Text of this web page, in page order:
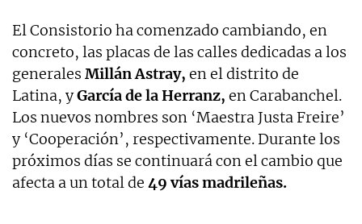
El Consistorio ha comenzado cambiando, en
concreto, las placas de las calles dedicadas a los
generales Millán Astray, en el distrito de
Latina, yGarcía de la Herranz, en Carabanchel.
Los nuevos nombres son ‘Maestra Justa Freire’
y ‘Cooperación’, respectivamente. Durante los
próximos días se continuará con el cambio que
afecta a un total de 49 vías madrileñas.